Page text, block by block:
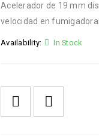
Acelerador de 19 mm
velocidad en
Availability: In Stock